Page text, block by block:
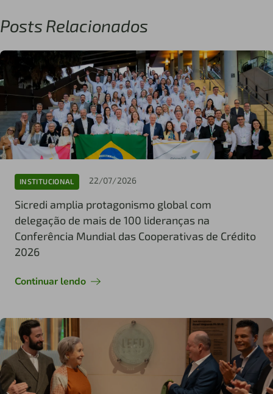
Posts Relacionados
INSTITUCIONAL 22/07/2026
Sicredi amplia protagonismo global com
delegação de mais de 100 lideranças na
Conferência Mundial das Cooperativas de Crédito
2026
Continuar lendo